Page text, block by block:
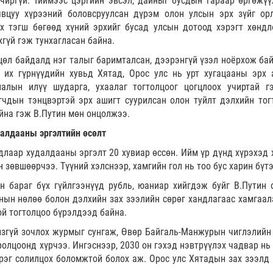
хүрээний боловсруулсан дүрэм олон улсын эрх зүйг
тэгш бөгөөд хүний эрхийг бусад улсын дотоод хэрэгт
гэж тунхагласан байна.
байдалд нэг талыг баримталсан, дээрэнгүй үзэл ноёрхож
гүрнүүдийн хувьд Хятад, Орос улс нь урт хугацааны эрх
илүү шударга, ухаалаг тогтолцоог цогцлоох учиртай
тэнцвэртэй эрх ашигт суурилсан олон туйлт дэлхийн
гэж В.Путин мөн онцолжээ.
эргэлтийн өсөлт
худалдааны эргэлт 20 хувиар өссөн. Ийм үр дүнд хүрэхэд
Түүний хэлснээр, хамгийн гол нь тоо бус харин
бараг бүх гүйлгээнүүд рубль, юаниар хийгдэж буйг В.Путин
нөлөө болон дэлхийн зах зээлийн сөрөг хандлагаас
тогтолцоо бүрэлдээд байна.
зочлох журмыг сунгаж, Өвөр Байгаль-Манжурын
хүрчээ. Ингэснээр, 2030 он гэхэд нэвтрүүлэх чадвар нь
солилцох боломжтой болох аж. Орос улс Хятадын зах